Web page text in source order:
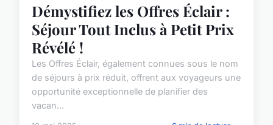
Démystifiez les Offres Éclair :
Séjour Tout Inclus à Petit Prix
Révélé !
Les Offres Éclair, également connues sous le nom
de séjours à prix réduit, offrent aux voyageurs une
opportunité exceptionnelle de planifier des
vacan...